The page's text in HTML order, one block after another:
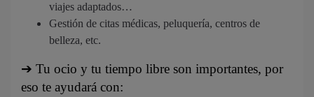
viajes adaptados…
Gestión de citas médicas, peluquería, centros de
belleza, etc.
➔ Tu ocio y tu tiempo libre son importantes, por
eso te ayudará con: